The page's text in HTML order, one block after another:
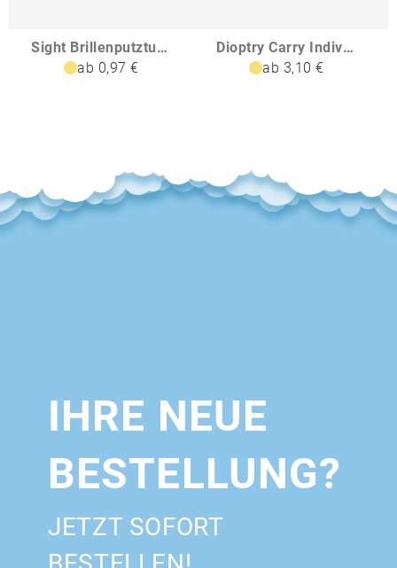
Sight Brillenputztuch
ab 0,97 €
Dioptry Carry Individuelles Brillenputztuch
ab 3,10 €
IHRE NEUE
BESTELLUNG?
JETZT SOFORT